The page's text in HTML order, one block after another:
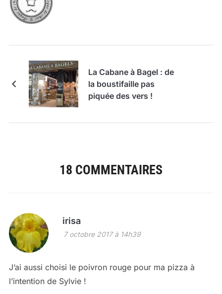
La Cabane à Bagel : de
la boustifaille pas
piquée des vers !
18 COMMENTAIRES
irisa
7 octobre 2017 à 14h39
J’ai aussi choisi le poivron rouge pour ma pizza à
l’intention de Sylvie !